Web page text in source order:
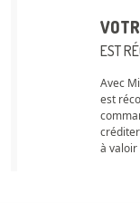
EST
Avec
est
à valoir